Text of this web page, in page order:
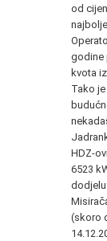
od
godine
kvota
Tako
HDZ-
6523
(skoro